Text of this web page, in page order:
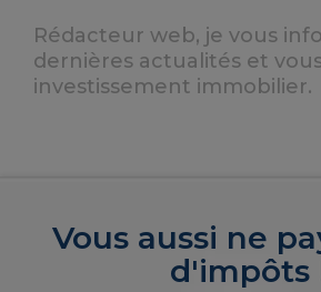
Rédacteur web, je vous
dernières actualités et
investissement immobilier.
Vous aussi ne
d'impôts